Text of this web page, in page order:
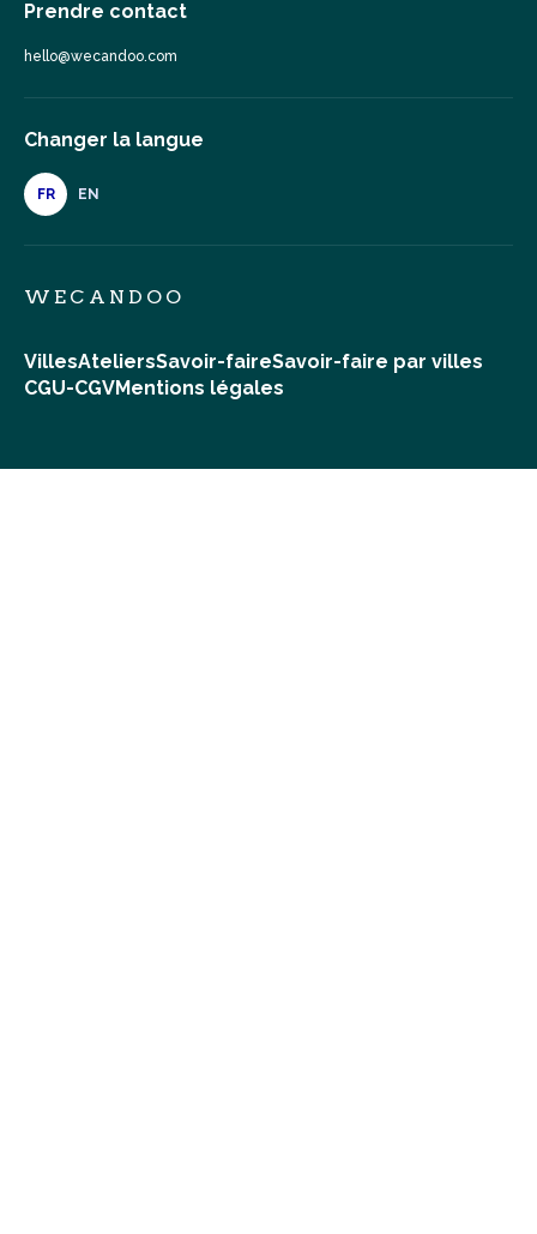
Prendre contact
hello@wecandoo.com
Changer la langue
FR EN
WECANDOO
VillesAteliersSavoir-faireSavoir-faire par villes
CGU-CGVMentions légales